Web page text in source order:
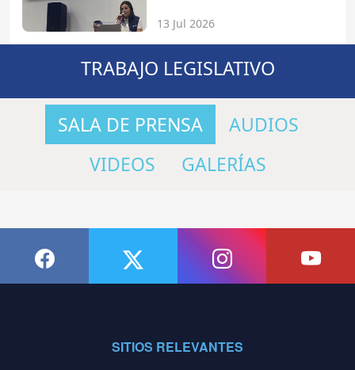
13 Jul 2026
TRABAJO LEGISLATIVO
SALA DE PRENSA
AUDIOS
VIDEOS
GALERÍAS
SITIOS RELEVANTES